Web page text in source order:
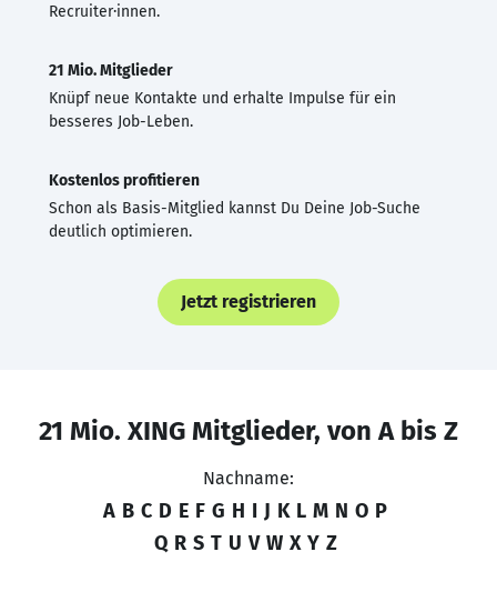
Recruiter·innen.
21 Mio. Mitglieder
Knüpf neue Kontakte und erhalte Impulse für ein
besseres Job-Leben.
Kostenlos profitieren
Schon als Basis-Mitglied kannst Du Deine Job-Suche
deutlich optimieren.
Jetzt registrieren
21 Mio. XING Mitglieder, von A bis Z
Nachname:
A B C D E F G H I J K L M N O P
Q R S T U V W X Y Z